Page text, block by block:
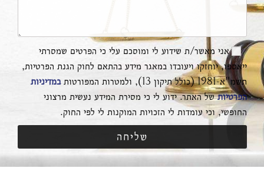
אני מאשר/ת שידוע לי ומוסכם עלי כי הפרטים שמסרתי
ייאספו, יוחזקו ויעובדו במאגר מידע בהתאם לחוק הגנת הפרטיות,
תשמ"א-1981 (כולל תיקון 13), ולמטרות המפורטות
במדיניות
הפרטיותשל האתר. ידוע לי כי מסירת המידע נעשית מרצוני
החופשי, וכי עומדות לי הזכויות המוקנות לי לפי החוק.
שליחה